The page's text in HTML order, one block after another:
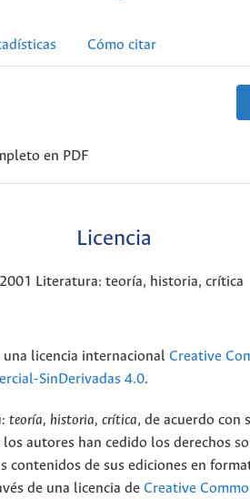
Cómo citar
en PDF
Licencia
Literatura: teoría, historia, crítica
una licencia internacional Creative
SinDerivadas 4.0.
teoría, historia, crítica, de acuerdo con
los autores han cedido los derechos
contenidos de sus ediciones en
de una licencia de Creative